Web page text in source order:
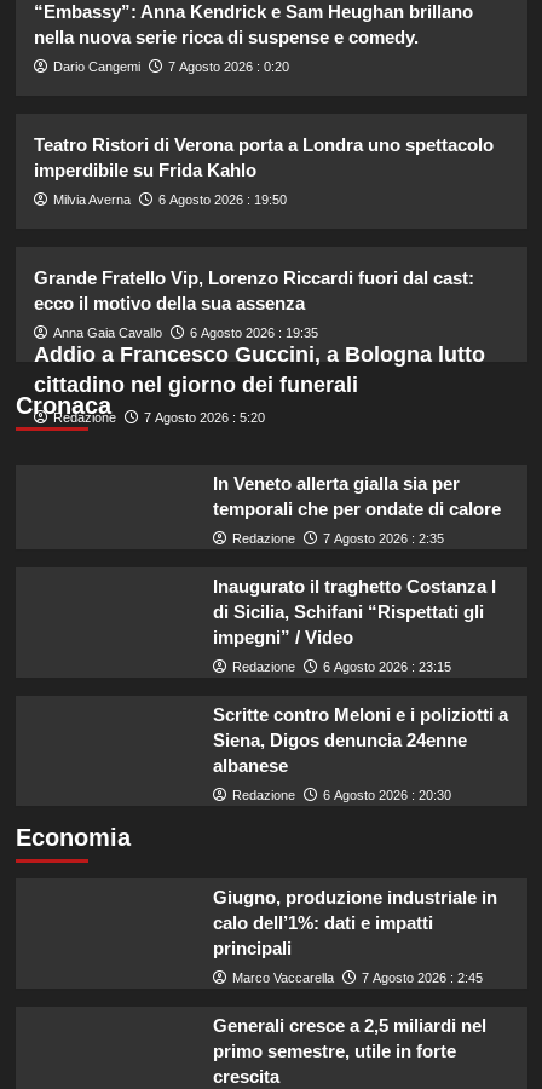
1
Grande Fratello Vip? Claudia Dionigi
svela la verità.
2
Rihanna in lingerie: dopo 10 anni, è
tornata in studio per il nuovo album!
3
Soraya: “Ho tradito” e rompe il
silenzio
Emma ed Elisa: avventure
emozionanti in motoslitta sul
Riccardo Guarnieri chiude con
verità inaspettate svelate.
“Embassy”: Anna Kendrick e Sam Heughan brillano
nella nuova serie ricca di suspense e comedy.
Dario Cangemi 7 Agosto 2026 : 0:20
Teatro Ristori di Verona porta a Londra uno spettacolo
imperdibile su Frida Kahlo
Milvia Averna 6 Agosto 2026 : 19:50
Grande Fratello Vip, Lorenzo Riccardi fuori dal cast:
ecco il motivo della sua assenza
Anna Gaia Cavallo 6 Agosto 2026 : 19:35
Cronaca
Addio a Francesco Guccini, a Bologna lutto
cittadino nel giorno dei funerali
Redazione 7 Agosto 2026 : 5:20
In Veneto allerta gialla sia per
temporali che per ondate di calore
Redazione 7 Agosto 2026 : 2:35
Inaugurato il traghetto Costanza I
di Sicilia, Schifani “Rispettati gli
impegni” / Video
Redazione 6 Agosto 2026 : 23:15
Scritte contro Meloni e i poliziotti a
Siena, Digos denuncia 24enne
albanese
Redazione 6 Agosto 2026 : 20:30
Economia
Giugno, produzione industriale in
calo dell’1%: dati e impatti
principali
Marco Vaccarella 7 Agosto 2026 : 2:45
Generali cresce a 2,5 miliardi nel
primo semestre, utile in forte
crescita